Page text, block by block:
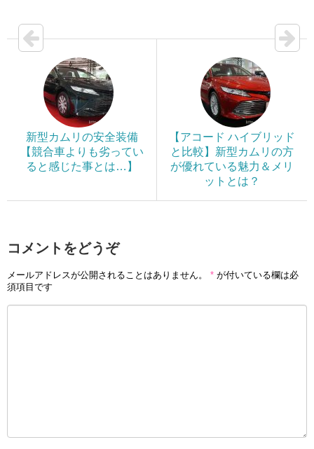
新型カムリの安全装備
【競合車よりも劣ってい
ると感じた事とは…】
【アコード ハイブリッド
と比較】新型カムリの方
が優れている魅力＆メリ
ットとは？
コメントをどうぞ
メールアドレスが公開されることはありません。 * が付いている欄は必
須項目です